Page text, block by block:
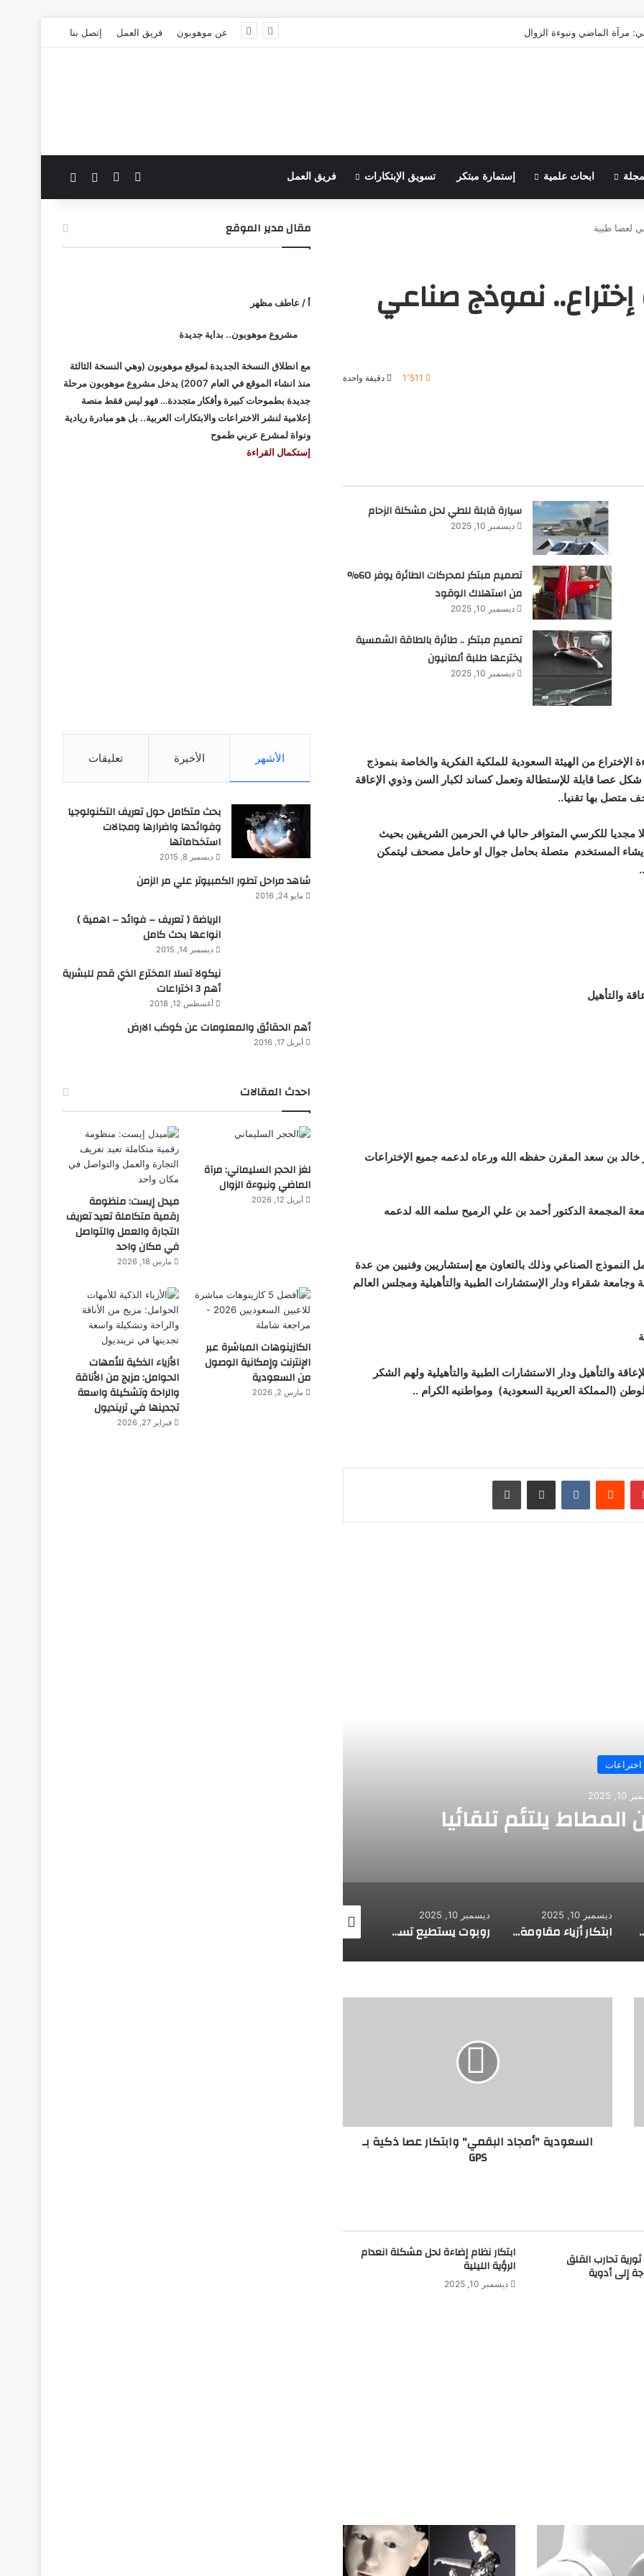
مرآة الماضي ونبوءة الزوال عن موهوبون فريق العمل إتصل بنا
ابحاث علمية إستمارة مبتكر تسويق الإبتكارات فريق العمل فيسبوك الوضع المظلم
لعصا طبية
إختراع.. نموذج صناعي
1٬511 دقيقة واحدة
سيارة قابلة للطي لحل مشكلة الزحام
ديسمبر 10, 2025
تصميم مبتكر لمحركات الطائرة يوفر 60%
من استهلاك الوقود
ديسمبر 10, 2025
تصميم مبتكر .. طائرة بالطاقة الشمسية
يخترعها طلبة ألمانيون
ديسمبر 10, 2025
من الهيئة السعودية للملكية الفكرية والخاصة بنموذج
عصا قابلة للإستطالة وتعمل كساند لكبار السن وذوي الإعاقة
متصل بها تقنيا..
للكرسي المتوافر حاليا في الحرمين الشريفين بحيث
المستخدم متصلة بحامل جوال او حامل مصحف ليتمكن
..
والتأهيل
بن سعد المقرن حفظه الله ورعاه لدعمه جميع الإختراعات
المجمعة الدكتور أحمد بن علي الرميح سلمه الله لدعمه
النموذج الصناعي وذلك بالتعاون مع إستشاريين وفنيين من عدة
شقراء ودار الإستشارات الطبية والتأهيلية ومجلس العالم
والتأهيل ودار الاستشارات الطبية والتأهيلية ولهم الشكر
(المملكة العربية السعودية) ومواطنيه الكرام ..
بينتيريست مشاركة عبر البريد طباعة
يلتئم تلقائيا
ديسمبر 10, 2025
ابتكار أزياء مقاومة للرصاص
ديسمبر 10, 2025
روبوت يستطيع تسلق الجدران
ديسمبر 10, 2025
السعودية "أمجاد البقمي" وابتكار عصا ذكية بـ
GPS
تحارب القلق
إلى أدوية
ابتكار نظام إضاءة لحل مشكلة انعدام
الرؤية الليلية
ديسمبر 10, 2025
مقال مدير الموقع
أ / عاطف مظهر
مشروع موهوبون.. بداية جديدة
مع انطلاق النسخة الجديدة لموقع موهوبون (وهي النسخة الثالثة
منذ انشاء الموقع في العام 2007) يدخل مشروع موهوبون مرحلة
جديدة بطموحات كبيرة وأفكار متجددة… فهو ليس فقط منصة
إعلامية لنشر الاختراعات والابتكارات العربية.. بل هو مبادرة ريادية
ونواة لمشرع عربي طموح
إستكمال القراءة
الأشهر الأخيرة تعليقات
بحث متكامل حول تعريف التكنولوجيا
وفوائدها واضرارها ومجالات
استخداماتها
ديسمبر 8, 2015
شاهد مراحل تطور الكمبيوتر علي مر الزمن
مايو 24, 2016
الرياضة ( تعريف – فوائد – اهمية )
انواعها بحث كامل
ديسمبر 14, 2015
نيكولا تسلا المخترع الذي قدم للبشرية
أهم 3 اختراعات
أغسطس 12, 2018
أهم الحقائق والمعلومات عن كوكب الارض
أبريل 17, 2016
احدث المقالات
لغز الحجر السليماني: مرآة
الماضي ونبوءة الزوال
أبريل 12, 2026
ميدل إيست: منظومة
رقمية متكاملة تعيد تعريف
التجارة والعمل والتواصل
في مكان واحد
مارس 18, 2026
الكازينوهات المباشرة عبر
الإنترنت وإمكانية الوصول
من السعودية
مارس 2, 2026
الأزياء الذكية للأمهات
الحوامل: مزيج من الأناقة
والراحة وتشكيلة واسعة
تجدينها في ترينديول
فبراير 27, 2026